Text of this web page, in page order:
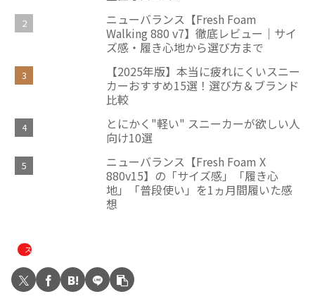
ニューバランス【Fresh Foam
Walking 880 v7】徹底レビュー｜サイ
ズ感・履き心地から選び方まで
【2025年版】本当に疲れにくいスニー
カーおすすめ15選！選び方＆ブランド
比較
とにかく"軽い" スニーカーが欲しい人
向け10選
ニューバランス【Fresh Foam X
880v15】の「サイズ感」「履き心
地」「普段使い」を1ヵ月間履いた感
想
スニーカー